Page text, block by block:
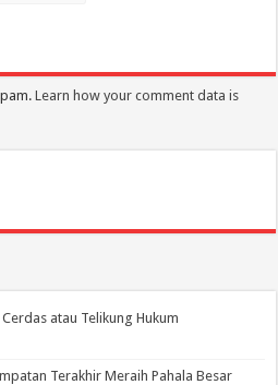
Learn how your comment data is
atau Telikung Hukum
Terakhir Meraih Pahala Besar